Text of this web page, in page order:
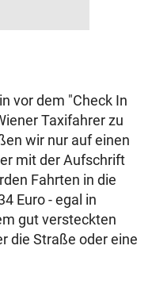
vor dem "Check In
Taxifahrer zu
wir nur auf einen
mit der Aufschrift
Fahrten in die
Euro - egal in
gut versteckten
die Straße oder eine